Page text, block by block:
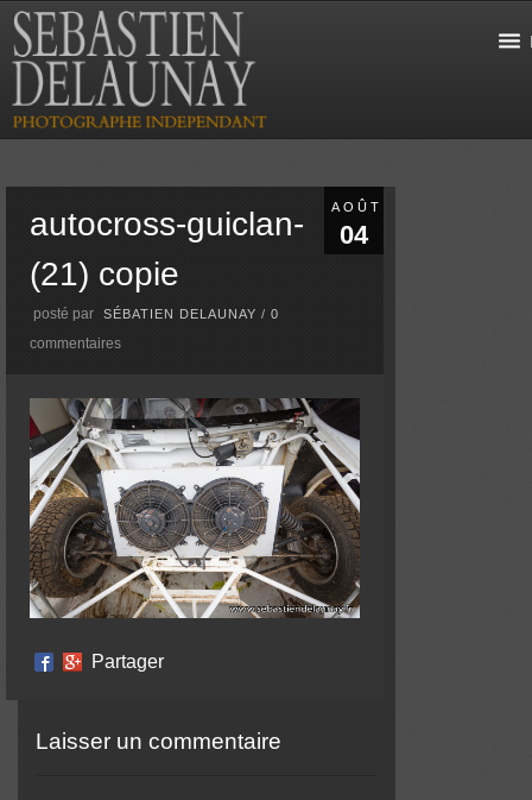
AOÛT
04
autocross-guiclan-
(21) copie
posté par SÉBATIEN DELAUNAY /0
commentaires
Partager
Laisser un commentaire